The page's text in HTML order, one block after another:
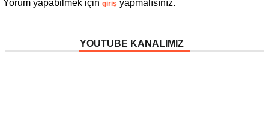
Yorum yapabilmek için giriş yapmalısınız.
YOUTUBE KANALIMIZ